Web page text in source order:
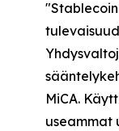
MiCA.
useammat